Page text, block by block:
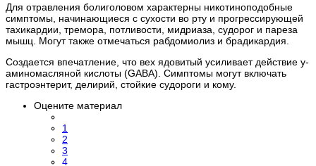
Для отравления болиголовом характерны никотиноподобные
симптомы, начинающиеся с сухости во рту и прогрессирующей
тахикардии, тремора, потливости, мидриаза, судорог и пареза
мышц. Могут также отмечаться рабдомиолиз и брадикардия.
Создается впечатление, что вех ядовитый усиливает действие у-
аминомасляной кислоты (GABA). Симптомы могут включать
гастроэнтерит, делирий, стойкие судороги и кому.
Оцените материал
1
2
3
4